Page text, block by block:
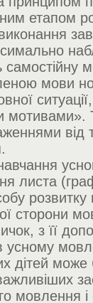
етапом
самостійну
мови
мотивами».
від
листа
розвитку
сторони
з її
усному
дітей може
мовлення